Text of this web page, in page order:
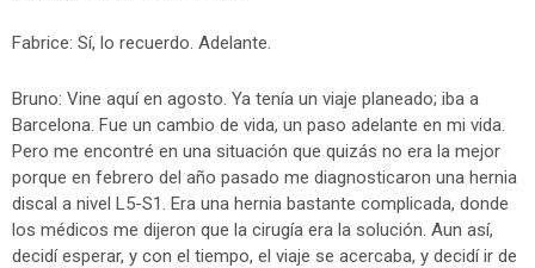
Fabrice: Sí, lo recuerdo. Adelante.
Bruno: Vine aquí en agosto. Ya tenía un viaje planeado; iba a
Barcelona. Fue un cambio de vida, un paso adelante en mi vida.
Pero me encontré en una situación que quizás no era la mejor
porque en febrero del año pasado me diagnosticaron una hernia
discal a nivel L5-S1. Era una hernia bastante complicada, donde
los médicos me dijeron que la cirugía era la solución. Aun así,
decidí esperar, y con el tiempo, el viaje se acercaba, y decidí ir de